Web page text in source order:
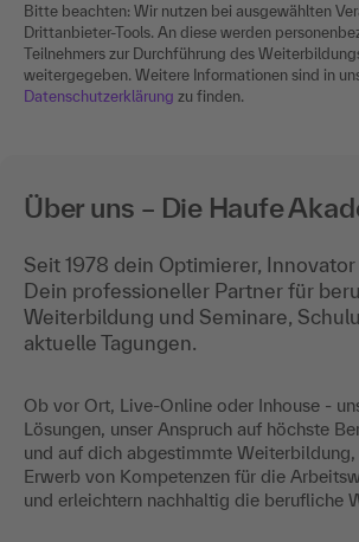
Bitte beachten: Wir nutzen bei ausgewählten
Drittanbieter-Tools. An diese werden
Teilnehmers zur Durchführung des
weitergegeben. Weitere Informationen sind in
Datenschutzerklärung zu finden.
Über uns – Die Haufe
Seit 1978 dein Optimierer,
Dein professioneller Partner für
Weiterbildung und Seminare,
aktuelle Tagungen.
Ob vor Ort, Live-Online oder Inhouse -
Lösungen, unser Anspruch auf höchste
und auf dich abgestimmte
Erwerb von Kompetenzen für die
und erleichtern nachhaltig die berufliche